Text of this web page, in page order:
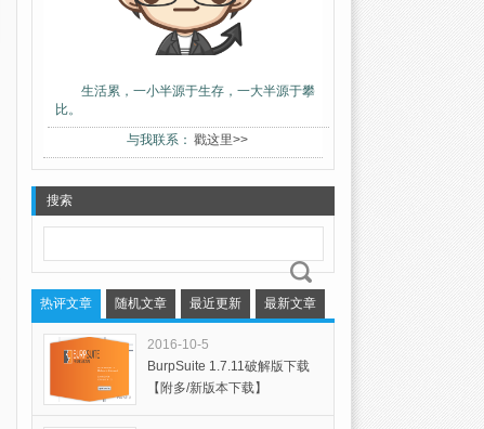
生活累，一小半源于生存，一大半源于攀
比。
与我联系： 戳这里>>
搜索
热评文章 随机文章 最近更新 最新文章
2016-10-5
BurpSuite 1.7.11破解版下载
【附多/新版本下载】